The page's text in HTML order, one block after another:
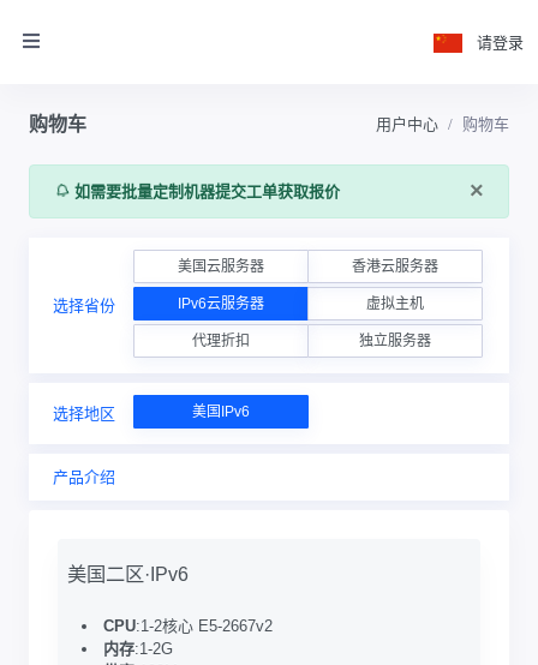
请登录
购物车 用户中心 购物车
×
如需要批量定制机器提交工单获取报价
选择省份
美国云服务器 香港云服务器
IPv6云服务器 虚拟主机
代理折扣 独立服务器
选择地区 美国IPv6
产品介绍
美国二区·IPv6
CPU:1-2核心 E5-2667v2
内存:1-2G